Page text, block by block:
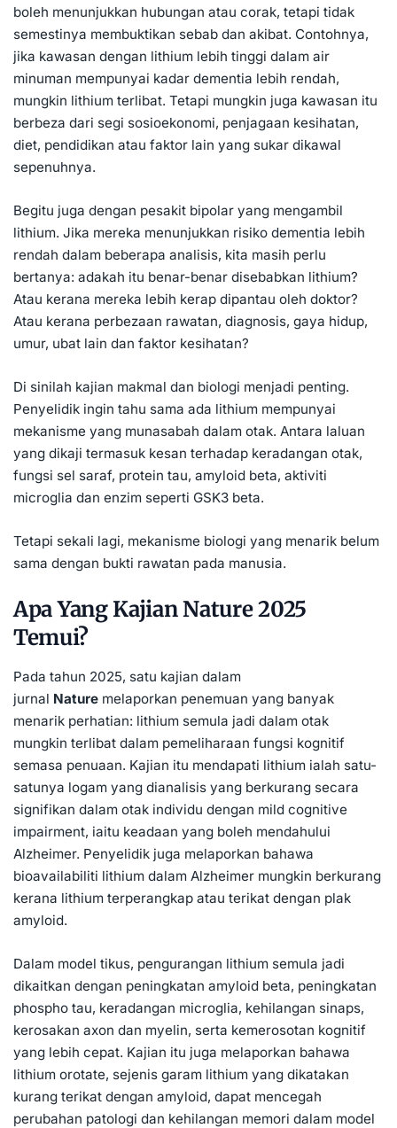
boleh menunjukkan hubungan atau corak, tetapi tidak
semestinya membuktikan sebab dan akibat. Contohnya,
jika kawasan dengan lithium lebih tinggi dalam air
minuman mempunyai kadar dementia lebih rendah,
mungkin lithium terlibat. Tetapi mungkin juga kawasan itu
berbeza dari segi sosioekonomi, penjagaan kesihatan,
diet, pendidikan atau faktor lain yang sukar dikawal
sepenuhnya.
Begitu juga dengan pesakit bipolar yang mengambil
lithium. Jika mereka menunjukkan risiko dementia lebih
rendah dalam beberapa analisis, kita masih perlu
bertanya: adakah itu benar-benar disebabkan lithium?
Atau kerana mereka lebih kerap dipantau oleh doktor?
Atau kerana perbezaan rawatan, diagnosis, gaya hidup,
umur, ubat lain dan faktor kesihatan?
Di sinilah kajian makmal dan biologi menjadi penting.
Penyelidik ingin tahu sama ada lithium mempunyai
mekanisme yang munasabah dalam otak. Antara laluan
yang dikaji termasuk kesan terhadap keradangan otak,
fungsi sel saraf, protein tau, amyloid beta, aktiviti
microglia dan enzim seperti GSK3 beta.
Tetapi sekali lagi, mekanisme biologi yang menarik belum
sama dengan bukti rawatan pada manusia.
Apa Yang Kajian Nature 2025
Temui?
Pada tahun 2025, satu kajian dalam
jurnal Nature melaporkan penemuan yang banyak
menarik perhatian: lithium semula jadi dalam otak
mungkin terlibat dalam pemeliharaan fungsi kognitif
semasa penuaan. Kajian itu mendapati lithium ialah satu-
satunya logam yang dianalisis yang berkurang secara
signifikan dalam otak individu dengan mild cognitive
impairment, iaitu keadaan yang boleh mendahului
Alzheimer. Penyelidik juga melaporkan bahawa
bioavailabiliti lithium dalam Alzheimer mungkin berkurang
kerana lithium terperangkap atau terikat dengan plak
amyloid.
Dalam model tikus, pengurangan lithium semula jadi
dikaitkan dengan peningkatan amyloid beta, peningkatan
phospho tau, keradangan microglia, kehilangan sinaps,
kerosakan axon dan myelin, serta kemerosotan kognitif
yang lebih cepat. Kajian itu juga melaporkan bahawa
lithium orotate, sejenis garam lithium yang dikatakan
kurang terikat dengan amyloid, dapat mencegah
perubahan patologi dan kehilangan memori dalam model